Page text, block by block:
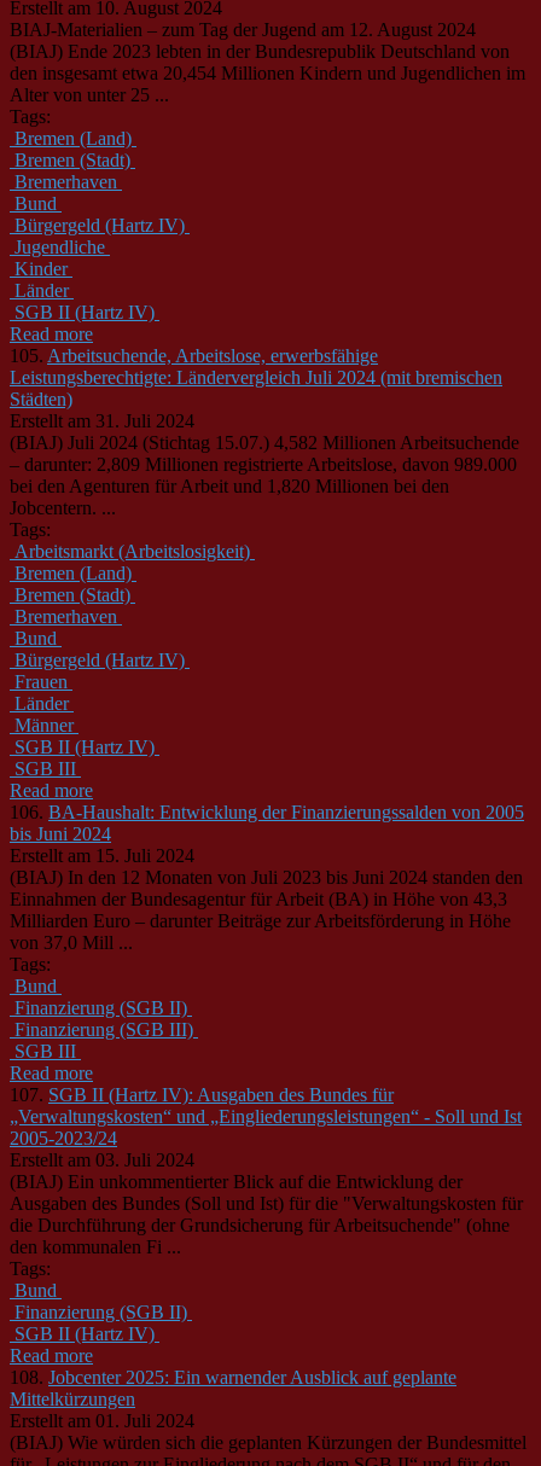
Erstellt am 10. August 2024
BIAJ-Materialien – zum Tag der Jugend am 12. August 2024
(BIAJ) Ende 2023 lebten in der Bundesrepublik Deutschland von
den insgesamt etwa 20,454 Millionen Kindern und Jugendlichen im
Alter von unter 25 ...
Tags:
Bremen (Land)
Bremen (Stadt)
Bremerhaven
Bund
Bürgergeld (Hartz IV)
Jugendliche
Kinder
Länder
SGB II (Hartz IV)
Read more
105. Arbeitsuchende, Arbeitslose, erwerbsfähige
Leistungsberechtigte: Ländervergleich Juli 2024 (mit bremischen
Städten)
Erstellt am 31. Juli 2024
(BIAJ) Juli 2024 (Stichtag 15.07.) 4,582 Millionen Arbeitsuchende
– darunter: 2,809 Millionen registrierte Arbeitslose, davon 989.000
bei den Agenturen für Arbeit und 1,820 Millionen bei den
Jobcentern. ...
Tags:
Arbeitsmarkt (Arbeitslosigkeit)
Bremen (Land)
Bremen (Stadt)
Bremerhaven
Bund
Bürgergeld (Hartz IV)
Frauen
Länder
Männer
SGB II (Hartz IV)
SGB III
Read more
106. BA-Haushalt: Entwicklung der Finanzierungssalden von 2005
bis Juni 2024
Erstellt am 15. Juli 2024
(BIAJ) In den 12 Monaten von Juli 2023 bis Juni 2024 standen den
Einnahmen der Bundesagentur für Arbeit (BA) in Höhe von 43,3
Milliarden Euro – darunter Beiträge zur Arbeitsförderung in Höhe
von 37,0 Mill ...
Tags:
Bund
Finanzierung (SGB II)
Finanzierung (SGB III)
SGB III
Read more
107. SGB II (Hartz IV): Ausgaben des Bundes für
„Verwaltungskosten“ und „Eingliederungsleistungen“ - Soll und Ist
2005-2023/24
Erstellt am 03. Juli 2024
(BIAJ) Ein unkommentierter Blick auf die Entwicklung der
Ausgaben des Bundes (Soll und Ist) für die "Verwaltungskosten für
die Durchführung der Grundsicherung für Arbeitsuchende" (ohne
den kommunalen Fi ...
Tags:
Bund
Finanzierung (SGB II)
SGB II (Hartz IV)
Read more
108. Jobcenter 2025: Ein warnender Ausblick auf geplante
Mittelkürzungen
Erstellt am 01. Juli 2024
(BIAJ) Wie würden sich die geplanten Kürzungen der Bundesmittel